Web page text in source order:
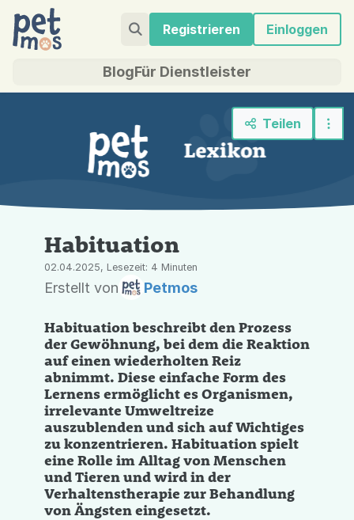
Registrieren Einloggen
BlogFür Dienstleister
Teilen
Habituation
02.04.2025, Lesezeit: 4 Minuten
Erstellt von Petmos
Habituation beschreibt den Prozess
der Gewöhnung, bei dem die Reaktion
auf einen wiederholten Reiz
abnimmt. Diese einfache Form des
Lernens ermöglicht es Organismen,
irrelevante Umweltreize
auszublenden und sich auf Wichtiges
zu konzentrieren. Habituation spielt
eine Rolle im Alltag von Menschen
und Tieren und wird in der
Verhaltenstherapie zur Behandlung
von Ängsten eingesetzt.